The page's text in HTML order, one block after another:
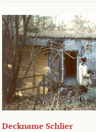
Deckname Schlier